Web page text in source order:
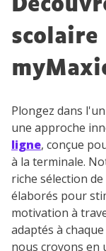
scolaire
Plongez dans
une approche
ligne, conçue
à la terminale.
riche sélection
élaborés pour
motivation à
adaptés à
nous croyons en
Testez
Fiches
Un
suivre